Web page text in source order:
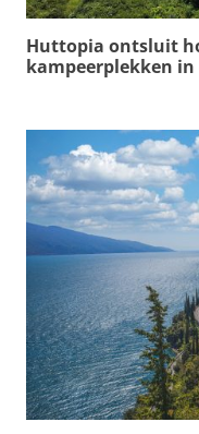
Huttopia ontsluit
kampeerplekken